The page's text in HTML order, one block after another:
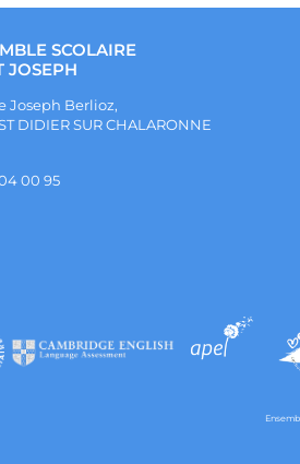
SCOLAIRE
JOSEPH
Joseph Berlioz,
DIDIER SUR CHALARONNE
00 95